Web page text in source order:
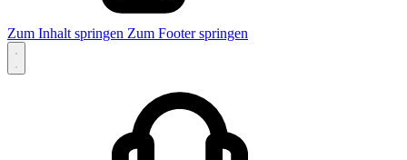
Zum Inhalt springen Zum Footer springen